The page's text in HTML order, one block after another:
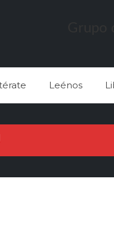
Leénos